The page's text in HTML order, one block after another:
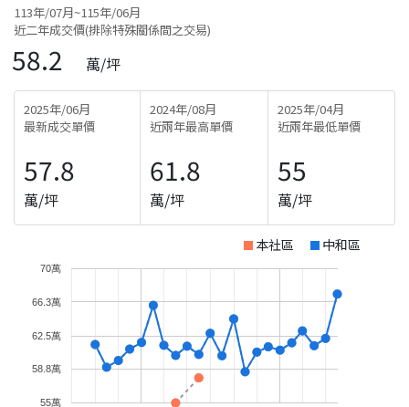
113年/07月~115年/06月
近二年成交價(排除特殊關係間之交易)
58.2 萬/坪
2025年/06月
最新成交單價
57.8
萬/坪
2024年/08月
近兩年最高單價
61.8
萬/坪
2025年/04月
近兩年最低單價
55
萬/坪
本社區 中和區
55萬
58.8萬
62.5萬
66.3萬
70萬